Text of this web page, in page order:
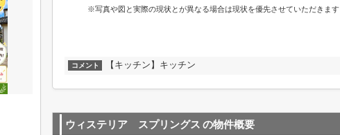
※写真や図と実際の現状とが異なる場合は現状を優先させていただきます
コメント 【キッチン】キッチン
ウィステリア スプリングス の物件概要